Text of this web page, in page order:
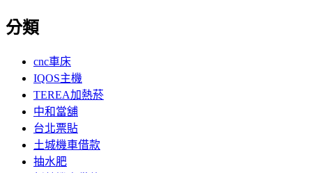
分類
cnc車床
IQOS主機
TEREA加熱菸
中和當舖
台北票貼
土城機車借款
抽水肥